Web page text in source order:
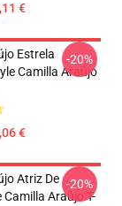
€
Estrela
Camilla Araújo
€
-20%
Atriz De
Camilla Araújo T-
-20%